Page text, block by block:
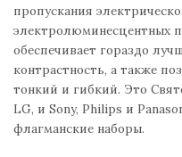
пропускания
электролюминесцентных
обеспечивает гораздо
контрастность, а также
тонкий и гибкий. Это
LG, и Sony, Philips и
флагманские наборы.